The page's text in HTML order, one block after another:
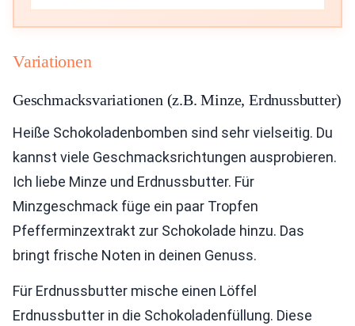
Variationen
Geschmacksvariationen (z.B. Minze, Erdnussbutter)
Heiße Schokoladenbomben sind sehr vielseitig. Du
kannst viele Geschmacksrichtungen ausprobieren.
Ich liebe Minze und Erdnussbutter. Für
Minzgeschmack füge ein paar Tropfen
Pfefferminzextrakt zur Schokolade hinzu. Das
bringt frische Noten in deinen Genuss.
Für Erdnussbutter mische einen Löffel
Erdnussbutter in die Schokoladenfüllung. Diese